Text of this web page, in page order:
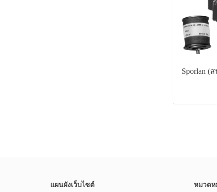
Sporlan (
แผนผังเว็บไซต์ หมวด